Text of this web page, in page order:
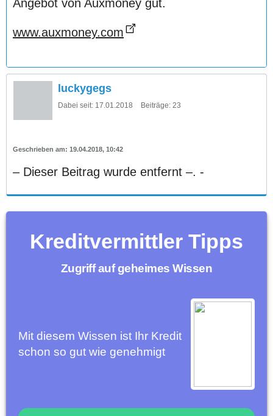
Angebot von Auxmoney gut.
www.auxmoney.com
luckygegs
Dabei seit: 17.01.2018 Beiträge: 23
19.04.2018, 10:42
– Dieser Beitrag wurde entfernt –. -
Kreditvermittler Tipps
Zugriff auf geheimes Wissen
Mit diesem Wissen ist Ihr Kredit
schon so gut wie genehmigt